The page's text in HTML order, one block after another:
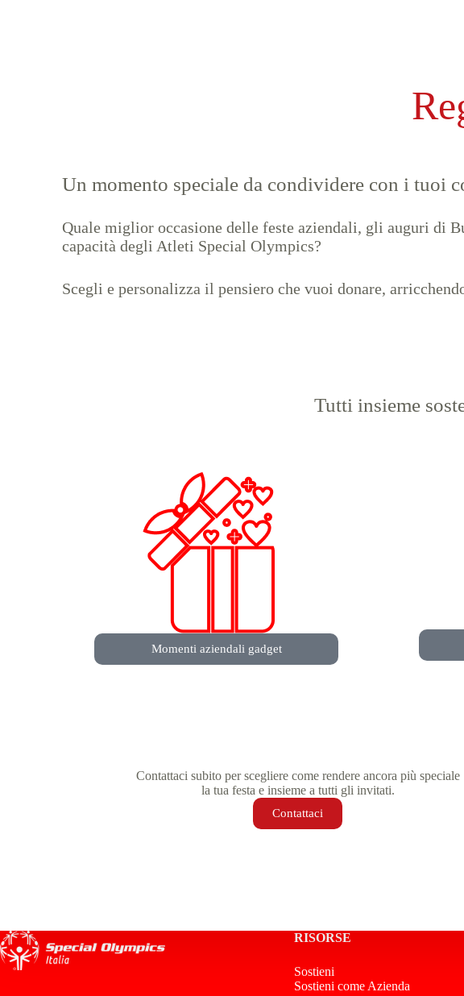
Un momento speciale da condividere con i tuoi
Quale miglior occasione delle feste aziendali, gli auguri di
capacità degli Atleti Special Olympics?
Scegli e personalizza il pensiero che vuoi donare,
Tutti insieme
Momenti aziendali gadget
Contattaci subito per scegliere come rendere ancora più speciale
la tua festa e insieme a tutti gli invitati.
Contattaci
RISORSE
Sostieni
Sostieni come Azienda